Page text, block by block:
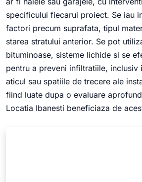
specificului fiecarui proiect. Se iau
factori precum suprafata, tipul
starea stratului anterior. Se pot
bituminoase, sisteme lichide si se
pentru a preveni infiltratiile, inclusiv
aticul sau spatiile de trecere ale
fiind luate dupa o evaluare
Locatia Ibanesti beneficiaza de